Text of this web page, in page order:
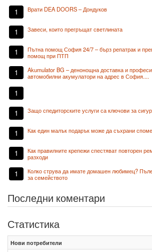
1 Врати DEA DOORS – Дондуков
1 Завеси, които прегръщат светлината
1
Пътна помощ София 24/7 – бърз репатрак и
помощ при ПТП
1
Akumulator BG – денонощна доставка и
автомобилни акумулатори на адрес в София....
1
1 Защо спедиторските услуги са ключови за
1 Как един малък подарък може да съхрани
1
Как правилните крепежи спестяват повторен
разходи
1
Колко струва да имате домашен любимец?
за семейството
Последни коментари
Статистика
Нови потребители